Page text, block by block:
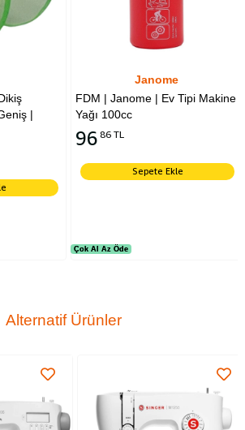
|
Janome
FDM | Janome | Ev Tipi Makine
Yağı 100cc
9686 TL
Sepete Ekle
Çok Al Az Öde
Çok Al Az Öde
Alternatif Ürünler